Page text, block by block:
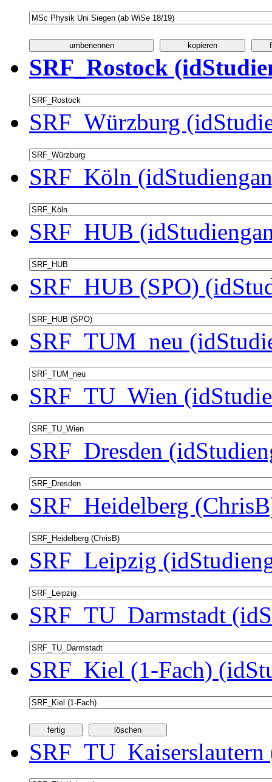
SRF_Rostock
SRF_Würzburg
SRF_Köln
SRF_HUB
SRF_HUB (SPO)
SRF_TUM_neu
SRF_TU_Wien
SRF_Dresden
SRF_Heidelberg
SRF_Leipzig
SRF_TU_Darmstadt
SRF_Kiel (1-Fach)